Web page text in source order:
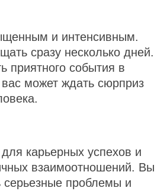
и интенсивным.
сразу несколько дней.
приятного события в
может ждать сюрприз
карьерных успехов и
взаимоотношений. Вы
проблемы и